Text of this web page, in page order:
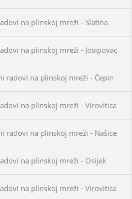
na plinskoj mreži - Slatina
na plinskoj mreži - Josipovac
radovi na plinskoj mreži - Čepin
na plinskoj mreži - Virovitica
radovi na plinskoj mreži - Našice
na plinskoj mreži - Osijek
na plinskoj mreži - Virovitica